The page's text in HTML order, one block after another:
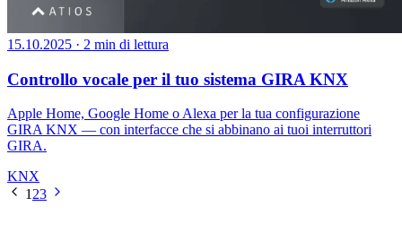
15.10.2025 · 2 min di lettura
Controllo vocale per il tuo sistema GIRA KNX
Apple Home, Google Home o Alexa per la tua configurazione
GIRA KNX — con interfacce che si abbinano ai tuoi interruttori
GIRA.
KNX
1 23